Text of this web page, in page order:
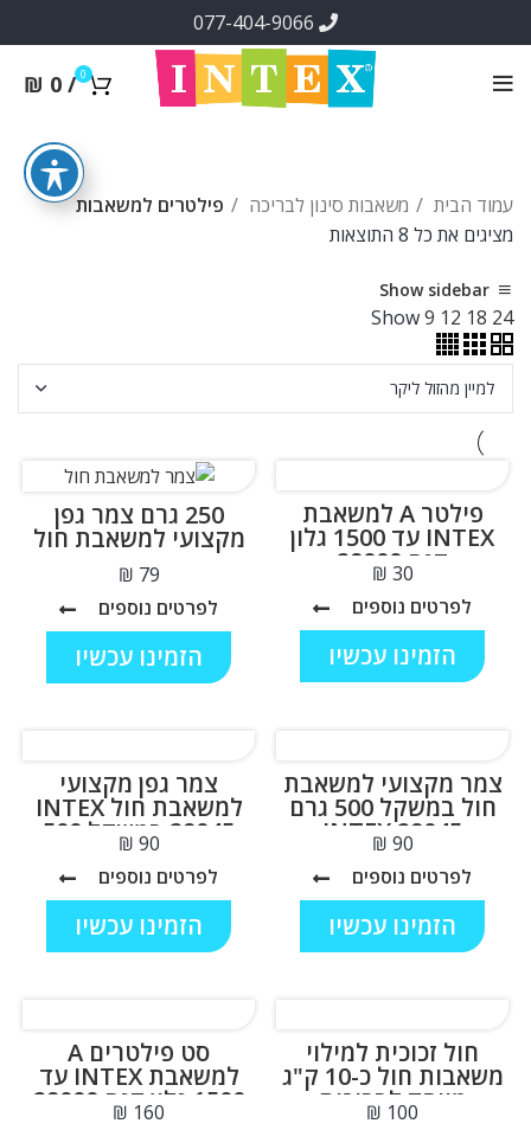
0
/
₪ 0
עמוד הבית משאבות סינון לבריכה
פילטרים למשאבות
מציגים את כל ⁦8⁩ התוצאות
ממוין
Show sidebar
Show9 12 18 24
פילטר A למשאבת
INTEX עד 1500 גלון
דגם 29000
₪
לפרטים נוספים
הזמינו עכשיו
250 גרם צמר גפן
מקצועי למשאבת חול
₪
לפרטים נוספים
הזמינו עכשיו
צמר מקצועי למשאבת
חול במשקל 500 גרם
INTEX 29045
₪
לפרטים נוספים
הזמינו עכשיו
צמר גפן מקצועי
למשאבת חול INTEX
29045 במשקל 500
גרם
₪
לפרטים נוספים
הזמינו עכשיו
חול זכוכית למילוי
משאבות חול כ-10 ק"ג
מיוחד לבריכות
₪
סט פילטרים A
למשאבת INTEX עד
1500 גלון דגם 29000
₪